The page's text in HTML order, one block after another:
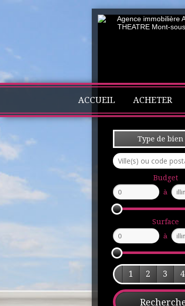
ACCUEIL ACHETER
Type de bien
Budget
à
Surface
à
1 2 3 4